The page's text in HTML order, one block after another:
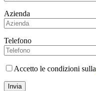
Azienda
Telefono
Accetto le condizioni sulla